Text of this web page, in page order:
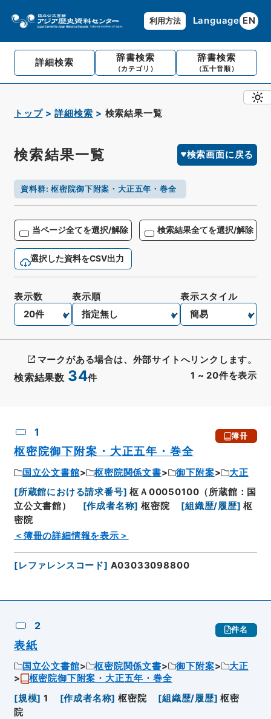
利用方法 Language EN
詳細検索 辞書検索
（カテゴリ）
辞書検索
（五十音順）
トップ 詳細検索 検索結果一覧
検索結果一覧 検索画面に戻る
資料群:枢密院御下附案・大正五年・巻全
当ページ全てを選択/解除 検索結果全てを選択/解除
選択した資料をCSV出力
検索結果数 34件 1 ~ 20件を表示
表示数 表示順 表示スタイル
マークがある場合は、外部サイトへリンクします。
1 簿冊
枢密院御下附案・大正五年・巻全
国立公文書館 枢密院関係文書 御下附案
大正
[所蔵館における請求番号] 枢Ａ00050100（所蔵館：国
立公文書館）
[作成者名称] 枢密院 [組織歴/履歴] 枢
密院
＜簿冊の詳細情報を表示＞
[レファレンスコード] A03033098800
2 件名
表紙
国立公文書館 枢密院関係文書 御下附案
大正
枢密院御下附案・大正五年・巻全
[規模] 1 [作成者名称] 枢密院 [組織歴/履歴] 枢密
院